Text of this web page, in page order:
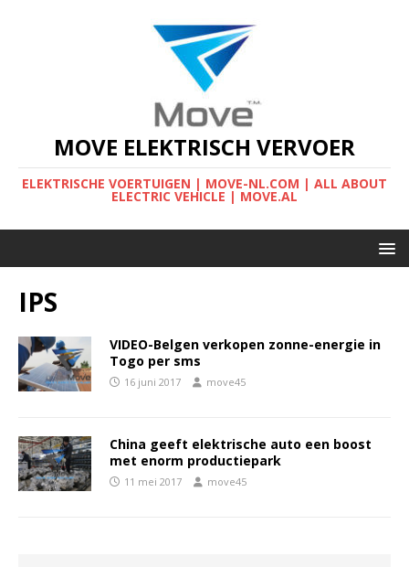
MOVE ELEKTRISCH VERVOER
ELEKTRISCHE VOERTUIGEN | MOVE-NL.COM | ALL ABOUT
ELECTRIC VEHICLE | MOVE.AL
IPS
VIDEO-Belgen verkopen zonne-energie in
Togo per sms
16 juni 2017 move45
China geeft elektrische auto een boost
met enorm productiepark
11 mei 2017 move45